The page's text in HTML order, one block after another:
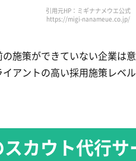
引用元HP：ミギナナメウエ公式
https://migi-nanameue.co.jp/
施策ができていない企業は
アントの高い採用施策レベ
カウト代行